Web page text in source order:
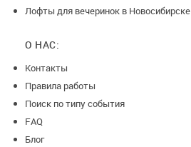
Лофты для вечеринок в Новосибирске
О НАС:
Контакты
Правила работы
Поиск по типу события
FAQ
Блог